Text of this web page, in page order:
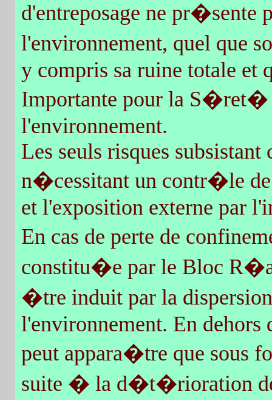
d'entreposage ne pr�sente
l'environnement, quel que
y compris sa ruine totale et
Importante pour la
l'environnement.
Les seuls risques
n�cessitant un contr�le
et l'exposition externe par
En cas de perte de
constitu�e par le Bloc
�tre induit par la dispersion
l'environnement. En dehors
peut appara�tre que sous
suite � la d�t�rioration